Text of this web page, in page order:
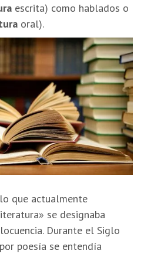
escrita) como hablados o
oral).
que actualmente
se designaba
Durante el Siglo
poesía se entendía